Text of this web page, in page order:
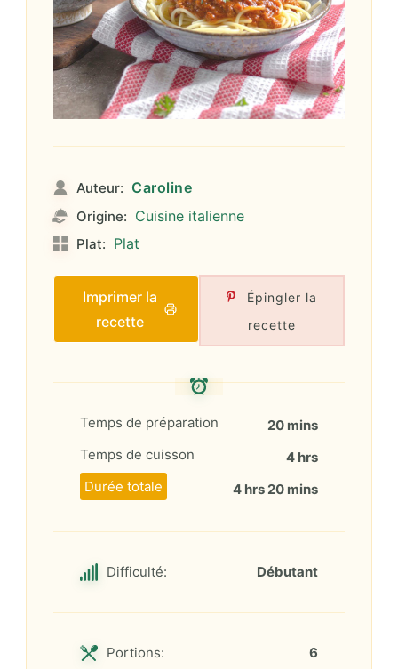
Auteur: Caroline
Origine: Cuisine italienne
Plat: Plat
Imprimer la
recette
Épingler la
recette
Temps de préparation
20 mins
Temps de cuisson
4 hrs
Durée totale
4 hrs 20 mins
Difficulté: Débutant
Portions: 6